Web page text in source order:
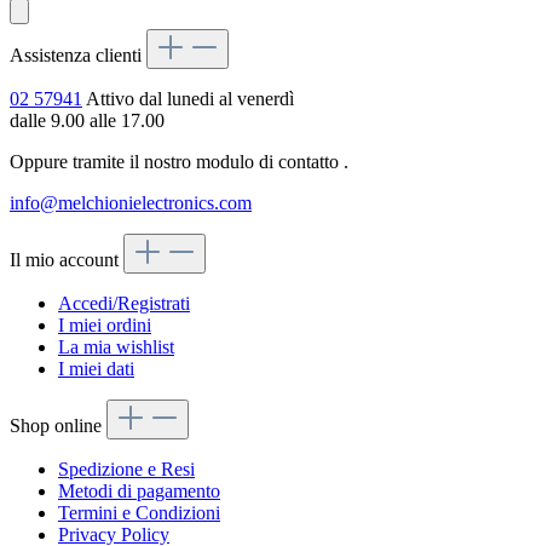
Assistenza clienti
02 57941 Attivo dal lunedi al venerdì
dalle 9.00 alle 17.00
Oppure tramite il nostro modulo di contatto .
info@melchionielectronics.com
Il mio account
Accedi/Registrati
I miei ordini
La mia wishlist
I miei dati
Shop online
Spedizione e Resi
Metodi di pagamento
Termini e Condizioni
Privacy Policy